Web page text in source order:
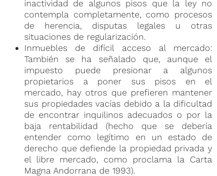
inactividad de algunos pisos que la ley no
contempla completamente, como procesos
de herencia, disputas legales u otras
situaciones de regularización.
Inmuebles de difícil acceso al mercado:
También se ha señalado que, aunque el
impuesto puede presionar a algunos
propietarios a poner sus pisos en el
mercado, hay otros que prefieren mantener
sus propiedades vacías debido a la dificultad
de encontrar inquilinos adecuados o por la
baja rentabilidad (hecho que se debería
entender como legítimo en un estado de
derecho que defiende la propiedad privada y
el libre mercado, como proclama la Carta
Magna Andorrana de 1993).